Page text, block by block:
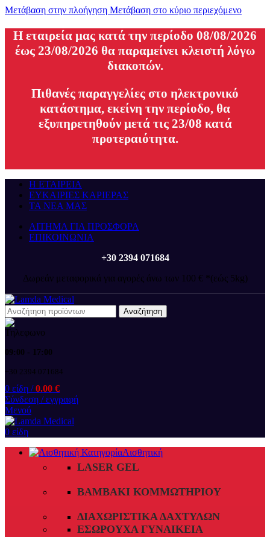
Μετάβαση στην πλοήγηση Μετάβαση στο κύριο περιεχόμενο
H εταιρεία μας κατά την περίοδο 08/08/2026
έως 23/08/2026 θα παραμείνει κλειστή λόγω
διακοπών.
Πιθανές παραγγελίες στο ηλεκτρονικό
κατάστημα, εκείνη την περίοδο, θα
εξυπηρετηθούν μετά τις 23/08 κατά
προτεραιότητα.
Η ΕΤΑΙΡΕΙΑ
ΕΥΚΑΙΡΙΕΣ ΚΑΡΙΕΡΑΣ
ΤΑ ΝΕΑ ΜΑΣ
ΑΙΤΗΜΑ ΓΙΑ ΠΡΟΣΦΟΡΑ
ΕΠΙΚΟΙΝΩΝΙΑ
+30 2394 071684
Δωρεάν μεταφορικά για αγορές άνω των 100 € *(εώς 5kg)
Αναζήτηση
09:00 - 17:00
+30 2394 071684
0 είδη / 0.00 €
Σύνδεση / εγγραφή
Μενού
0 είδη
Αισθητική
LASER GEL
ΒΑΜΒΆΚΙ ΚΟΜΜΩΤΗΡΊΟΥ
ΔΙΑΧΩΡΙΣΤΙΚΆ ΔΑΧΤΎΛΩΝ
ΕΣΏΡΟΥΧΑ ΓΥΝΑΙΚΕΊΑ